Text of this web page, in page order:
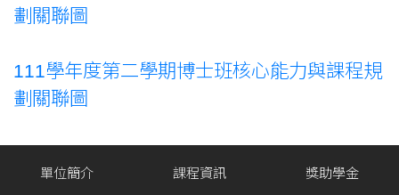
劃關聯圖
111學年度第二學期博士班核心能力與課程規
劃關聯圖
單位簡介 課程資訊 獎助學金